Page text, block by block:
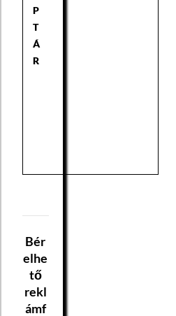
P
T
Á
R
Bér
elhe
tő
rekl
ámf